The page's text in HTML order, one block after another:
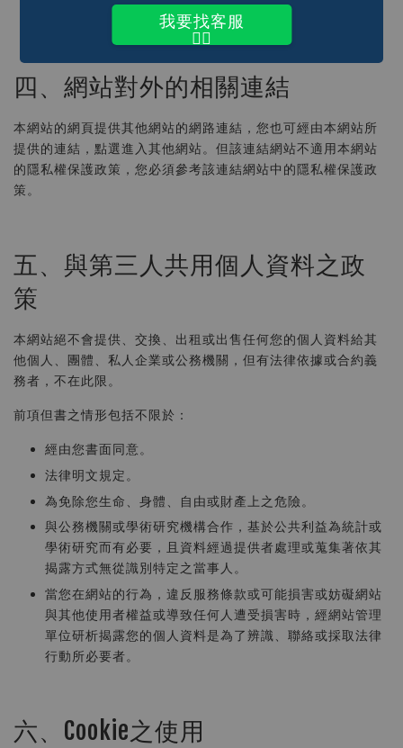
我要找客服
👆🏽
定其將確實遵守。
四、網站對外的相關連結
本網站的網頁提供其他網站的網路連結，您也可經由本網站所
提供的連結，點選進入其他網站。但該連結網站不適用本網站
的隱私權保護政策，您必須參考該連結網站中的隱私權保護政
策。
五、與第三人共用個人資料之政
策
本網站絕不會提供、交換、出租或出售任何您的個人資料給其
他個人、團體、私人企業或公務機關，但有法律依據或合約義
務者，不在此限。
前項但書之情形包括不限於：
經由您書面同意。
法律明文規定。
為免除您生命、身體、自由或財產上之危險。
與公務機關或學術研究機構合作，基於公共利益為統計或
學術研究而有必要，且資料經過提供者處理或蒐集著依其
揭露方式無從識別特定之當事人。
當您在網站的行為，違反服務條款或可能損害或妨礙網站
與其他使用者權益或導致任何人遭受損害時，經網站管理
單位研析揭露您的個人資料是為了辨識、聯絡或採取法律
行動所必要者。
六、Cookie之使用